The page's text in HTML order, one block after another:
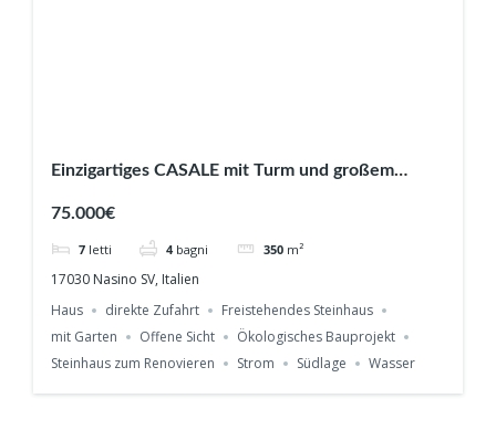
Einzigartiges CASALE mit Turm und großem
75.000€
7 letti 4 bagni 350 m²
17030 Nasino SV, Italien
Haus
direkte Zufahrt
Freistehendes Steinhaus
mit Garten
Offene Sicht
Ökologisches Bauprojekt
Steinhaus zum Renovieren
Strom Südlage Wasser